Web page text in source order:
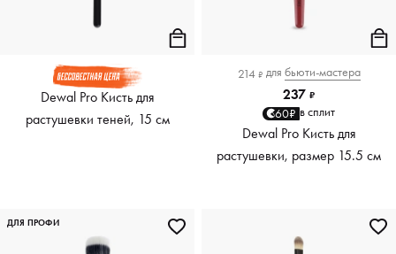
Dewal Pro Кисть для
растушевки теней, 15 см
214 ₽ для бьюти-мастера
237 ₽
60₽ в сплит
Dewal Pro Кисть для
растушевки, размер 15.5 см
ДЛЯ ПРОФИ